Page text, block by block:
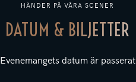
HÄNDER PÅ VÅRA SCENER
DATUM & BILJETTER
Evenemangets datum är passerat